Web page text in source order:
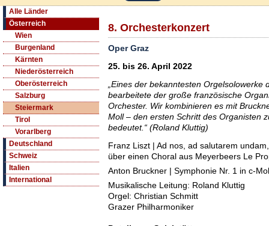
Alle Länder
Österreich
Wien
Burgenland
Kärnten
Niederösterreich
Oberösterreich
Salzburg
Steiermark
Tirol
Vorarlberg
Deutschland
Schweiz
Italien
International
8. Orchesterkonzert
Oper Graz
25. bis 26. April 2022
„Eines der bekanntesten Orgelsolowerke
bearbeitete der große französische
Orchester. Wir kombinieren es mit
Moll – den ersten Schritt des Organisten
bedeutet.“ (Roland Kluttig)
Franz Liszt | Ad nos, ad salutarem
über einen Choral aus Meyerbeers Le
Anton Bruckner | Symphonie Nr. 1 in c­-
Musikalische Leitung: Roland Kluttig
Orgel: Christian Schmitt
Grazer Philharmoniker